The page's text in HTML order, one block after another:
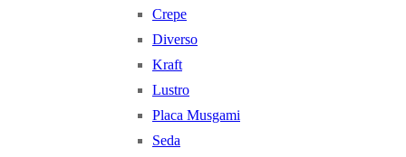
Crepe
Diverso
Kraft
Lustro
Placa Musgami
Seda